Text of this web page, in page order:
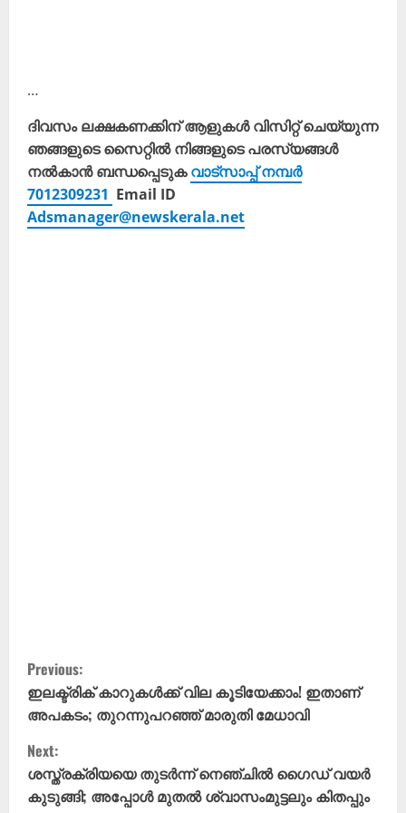
…
ദിവസം ലക്ഷകണക്കിന് ആളുകൾ വിസിറ്റ് ചെയ്യുന്ന
ഞങ്ങളുടെ സൈറ്റിൽ നിങ്ങളുടെ പരസ്യങ്ങൾ
നൽകാൻ ബന്ധപ്പെടുകവാട്സാപ്പ് നമ്പർ
7012309231 Email ID
Adsmanager@newskerala.net
C
o
n
t
Previous:
ഇലക്ട്രിക് കാറുകൾക്ക് വില കൂടിയേക്കാം! ഇതാണ്
അപകടം; തുറന്നുപറഞ്ഞ് മാരുതി മേധാവി
Next:
ശസ്ത്രക്രിയയെ തുടർന്ന് നെഞ്ചിൽ ഗൈഡ് വയർ
കുടുങ്ങി; അപ്പോൾ മുതൽ ശ്വാസംമുട്ടലും കിതപ്പും